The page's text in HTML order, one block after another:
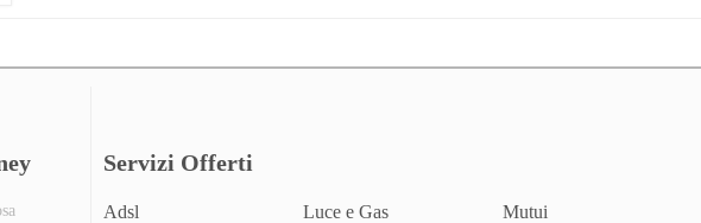
Servizi Offerti
Adsl Luce e Gas Mutui